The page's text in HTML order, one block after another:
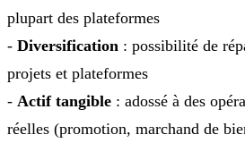
plupart des plateformes
- Diversification : possibilité de
projets et plateformes
- Actif tangible : adossé à des
réelles (promotion, marchand de